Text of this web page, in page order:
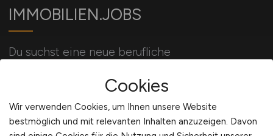
IMMOBILIEN.JOBS
Du suchst eine neue berufliche
Immobilienbranche wartet auf Dich!
Cookies
Wir verwenden Cookies, um Ihnen unsere Website
bestmöglich und mit relevanten Inhalten anzuzeigen. Davon